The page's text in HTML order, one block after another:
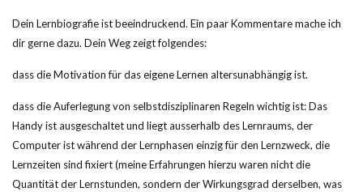
Dein Lernbiografie ist beeindruckend. Ein paar Kommentare mache ich
dir gerne dazu. Dein Weg zeigt folgendes:
dass die Motivation für das eigene Lernen altersunabhängig ist.
dass die Auferlegung von selbstdisziplinaren Regeln wichtig ist: Das
Handy ist ausgeschaltet und liegt ausserhalb des Lernraums, der
Computer ist während der Lernphasen einzig für den Lernzweck, die
Lernzeiten sind fixiert (meine Erfahrungen hierzu waren nicht die
Quantität der Lernstunden, sondern der Wirkungsgrad derselben, was